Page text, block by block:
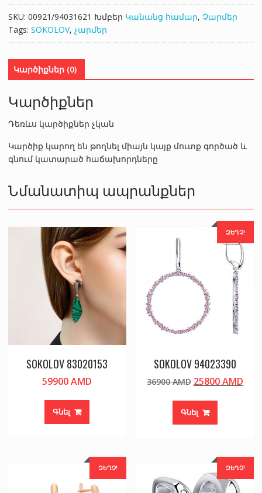
SKU: 00921/94031621 Խմբեր Կանանց համար, Չարմեր
Tags: SOKOLOV, չարմեր
Կարծիքներ (0)
Կարծիքներ
Դեռևս կարծիքներ չկան
Կարծիք կարող են թողնել միայն կայք մուտք գործած և
գնում կատարած հաճախորդները
Նմանատիպ ապրանքներ
SOKOLOV 83020153
59900AMD
Գնել
ԶԵՂՉ!
SOKOLOV 94023390
36900AMD Original
was:
36900 AMD.
25800AMD
Գնել
ԶԵՂՉ! ԶԵՂՉ!